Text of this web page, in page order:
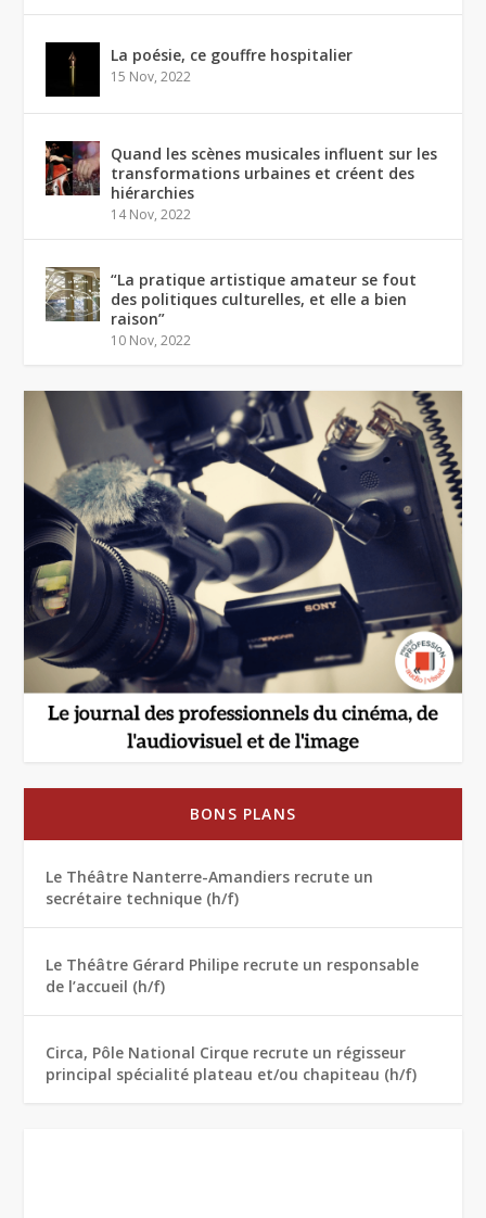
La poésie, ce gouffre hospitalier
15 Nov, 2022
Quand les scènes musicales influent sur les
transformations urbaines et créent des
hiérarchies
14 Nov, 2022
“La pratique artistique amateur se fout
des politiques culturelles, et elle a bien
raison”
10 Nov, 2022
BONS PLANS
Le Théâtre Nanterre-Amandiers recrute un
secrétaire technique (h/f)
Le Théâtre Gérard Philipe recrute un responsable
de l’accueil (h/f)
Circa, Pôle National Cirque recrute un régisseur
principal spécialité plateau et/ou chapiteau (h/f)